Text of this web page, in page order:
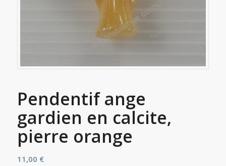
Pendentif ange
gardien en calcite,
pierre orange
11,00 €